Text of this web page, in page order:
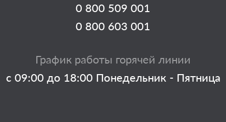
0 800 509 001
0 800 603 001
График работы горячей линии
с 09:00 до 18:00 Понедельник - Пятница